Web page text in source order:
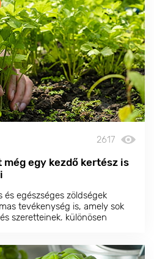
2617
még egy kezdő kertész is
egészséges zöldségek
tevékenység is, amely sok
szeretteinek, különösen